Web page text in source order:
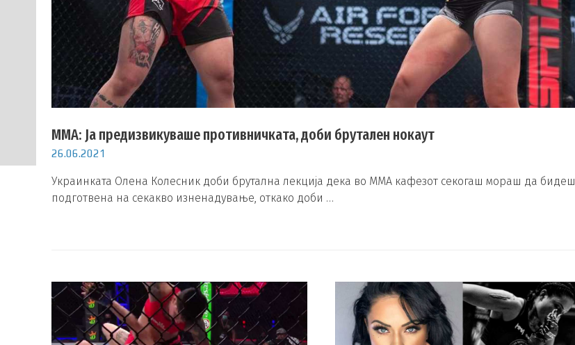
ММА: Ја предизвикуваше противничката, доби брутален нокаут
26.06.2021
Украинката Олена Колесник доби брутална лекција дека во ММА кафезот секогаш мораш да бидеш
подготвена на секакво изненадување, откако доби …